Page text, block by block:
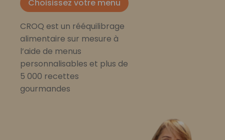
Choisissez votre menu
CROQ est un rééquilibrage
alimentaire sur mesure à
l’aide de menus
personnalisables et plus de
5 000 recettes
gourmandes